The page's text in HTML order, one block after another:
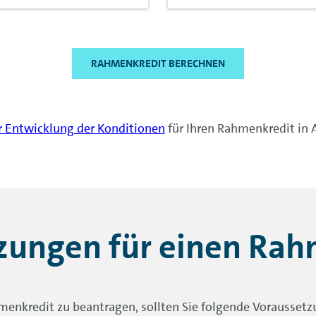
RAHMENKREDIT BERECHNEN
der Konditionen für Ihren Rahmenkredit in
für einen
zu beantragen, sollten Sie folgende